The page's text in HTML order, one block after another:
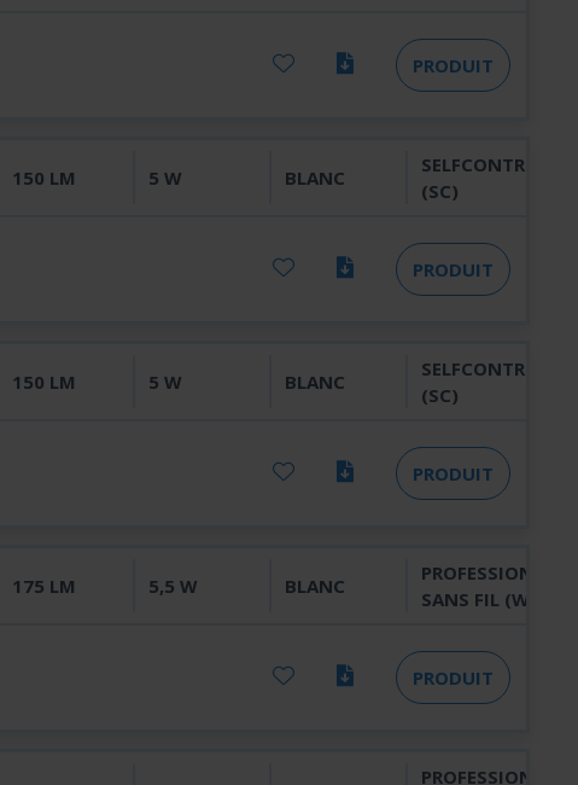
PRODUIT
150 LM 5 W BLANC
SELFCONTROL
(SC)
PRODUIT
150 LM 5 W BLANC
SELFCONTROL
(SC)
PRODUIT
175 LM 5,5 W BLANC
PROFESSIONNEL
SANS FIL (WL)
PRODUIT
PROFESSIONNEL